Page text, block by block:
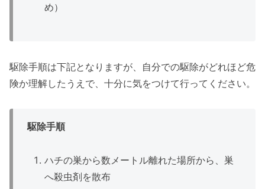
め）
駆除手順は下記となりますが、自分での駆除がどれほど危
険か理解したうえで、十分に気をつけて行ってください。
駆除手順
ハチの巣から数メートル離れた場所から、巣
へ殺虫剤を散布